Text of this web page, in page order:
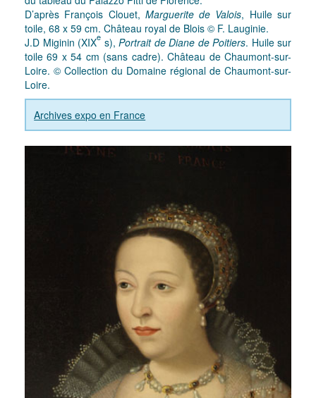
D’après François Clouet, Marguerite de Valois, Huile sur
toile, 68 x 59 cm. Château royal de Blois © F. Lauginie.
J.D Miginin (XIXe s), Portrait de Diane de Poitiers. Huile sur
toile 69 x 54 cm (sans cadre). Château de Chaumont-sur-
Loire. © Collection du Domaine régional de Chaumont-sur-
Loire.
Archives expo en France